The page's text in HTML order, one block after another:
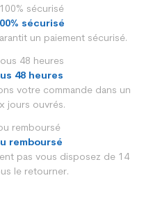
Daim
Automne Hiver 2024/2025
Gazelle
A lacets
BB547
sécurisé
un paiement sécurisé.
48 heures
votre commande dans un
jours ouvrés.
remboursé
pas vous disposez de 14
le retourner.